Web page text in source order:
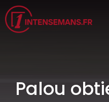
Aller
au
contenu
Palou